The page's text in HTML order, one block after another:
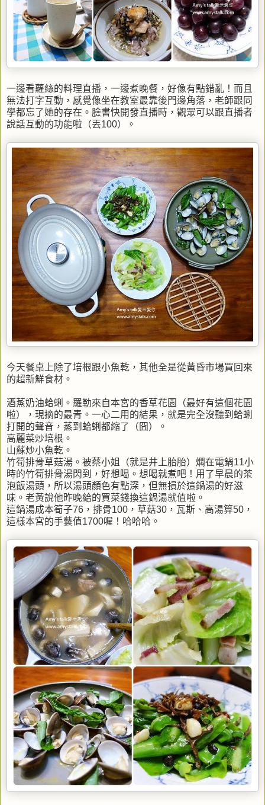
一邊看蘿絲的料理直播，一邊煮晚餐，好像有點錯亂！而且
無法打字互動，感覺像坐在教室最靠後門邊角落，老師跟同
學都忘了她的存在。臉書快開發直播時，觀眾可以跟直播者
說話互動的功能啦（丟100）。
今天餐桌上除了培根跟小魚乾，其他全是從黃昏市場買回來
的超新鮮食材。
酒蒸奶油蛤蜊。羅勒來自本宮的香草花園（最好有這個花園
啦），現摘的最青。一心二用的結果，就是完全沒聽到蛤蜊
打開的聲音，蒸到蛤蜊都縮了（囧）。
高麗菜炒培根。
山蘇炒小魚乾。
竹筍排骨草菇湯。被蔡小姐（就是井上胎胎）燜在電鍋11小
時的竹筍排骨湯閃到，好想喝。想喝就煮吧！用了早晨的茶
泡飯湯頭，所以湯頭顏色有點深，但無損於這鍋湯的好滋
味。老黃說他昨晚給的買菜錢換這鍋湯就值啦。
這鍋湯成本筍子76，排骨100，草菇30，瓦斯、高湯算50，
這樣本宮的手藝值1700喔！哈哈哈。